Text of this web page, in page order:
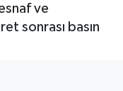
ve
sonrası basın